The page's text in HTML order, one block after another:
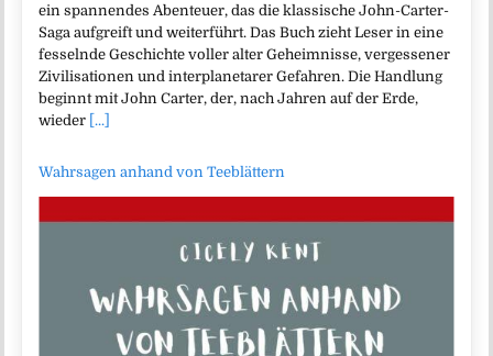
ein spannendes Abenteuer, das die klassische John-Carter-
Saga aufgreift und weiterführt. Das Buch zieht Leser in eine
fesselnde Geschichte voller alter Geheimnisse, vergessener
Zivilisationen und interplanetarer Gefahren. Die Handlung
beginnt mit John Carter, der, nach Jahren auf der Erde,
wieder [...]
Wahrsagen anhand von Teeblättern